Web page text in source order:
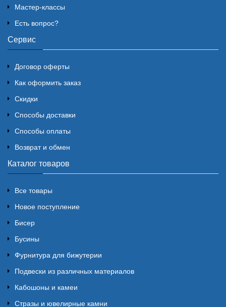
Мастер-классы
Есть вопрос?
Сервис
Договор оферты
Как оформить заказ
Скидки
Способы доставки
Способы оплаты
Возврат и обмен
Каталог товаров
Все товары
Новое поступление
Бисер
Бусины
Фурнитура для бижутерии
Подвески из различных материалов
Кабошоны и камеи
Стразы и ювелирные камни